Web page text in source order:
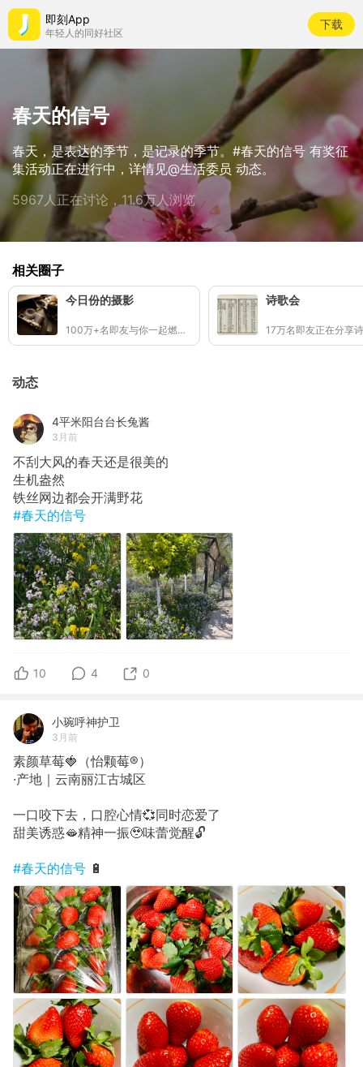
即刻App
年轻人的同好社区
下载
春天的信号
春天，是表达的季节，是记录的季节。#春天的信号 有奖征
集活动正在进行中，详情见@生活委员 动态。
5967人正在讨论，11.6万人浏览
相关圈子
今日份的摄影
100万+名即友与你一起燃烧快门(๑ •̀∀-)و✧
诗歌会
17万名即友正在分享
动态
4平米阳台台长兔酱
3月前
不刮大风的春天还是很美的
生机盎然
铁丝网边都会开满野花
#春天的信号
10 4 0
小琬呼神护卫
3月前
素颜草莓🍓（怡颗莓®️）
·产地｜云南丽江古城区
一口咬下去，口腔心情💞同时恋爱了
甜美诱惑🫦精神一振🥹味蕾觉醒🔓
#春天的信号 🔋